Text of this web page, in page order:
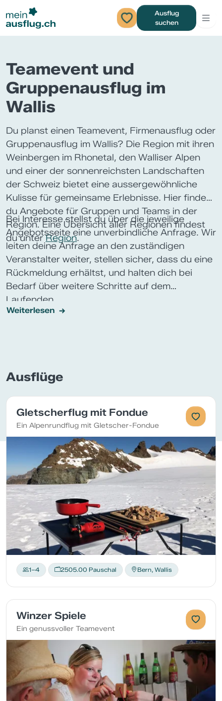
Ausflug
suchen
Teamevent und
Gruppenausflug im
Wallis
Du planst einen Teamevent, Firmenausflug oder
Gruppenausflug im Wallis? Die Region mit ihren
Weinbergen im Rhonetal, den Walliser Alpen
und einer der sonnenreichsten Landschaften
der Schweiz bietet eine aussergewöhnliche
Kulisse für gemeinsame Erlebnisse. Hier findest
du Angebote für Gruppen und Teams in der
Region. Eine Übersicht aller Regionen findest
du unterRegion.
Bei Interesse stellst du über die jeweilige
Angebotsseite eine unverbindliche Anfrage. Wir
leiten deine Anfrage an den zuständigen
Veranstalter weiter, stellen sicher, dass du eine
Rückmeldung erhältst, und halten dich bei
Bedarf über weitere Schritte auf dem
Laufenden.
Weiterlesen
Ausflüge
Gletscherflug mit Fondue
Ein Alpenrundflug mit Gletscher-Fondue
1–4 2505.00 Pauschal Bern, Wallis
Winzer Spiele
Ein genussvoller Teamevent